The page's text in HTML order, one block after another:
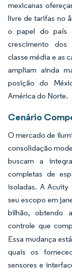
mexicanas
livre de tarifas no
o papel do país
crescimento dos
classe média e as
ampliam ainda
posição do
América do Norte.
Cenário
O mercado de
consolidação
buscam a
completas de
isoladas. A Acuity
seu escopo em
bilhão, obtendo
controle que
Essa mudança
quais os
sensores e